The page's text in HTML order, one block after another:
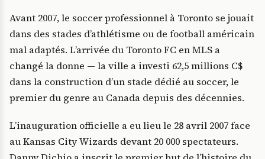
Avant 2007, le soccer professionnel à Toronto se jouait
dans des stades d’athlétisme ou de football américain
mal adaptés. L’arrivée du Toronto FC en MLS a
changé la donne — la ville a investi 62,5 millions C$
dans la construction d’un stade dédié au soccer, le
premier du genre au Canada depuis des décennies.
L’inauguration officielle a eu lieu le 28 avril 2007 face
au Kansas City Wizards devant 20 000 spectateurs.